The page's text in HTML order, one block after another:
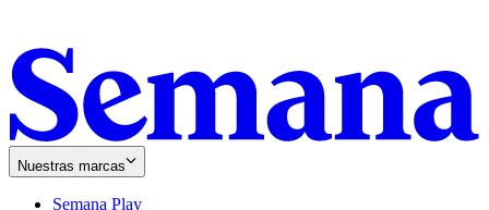
Nuestras marcas
Semana Play